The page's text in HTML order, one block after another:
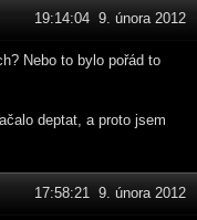
19:14:04 9. února 2012
Nebo to bylo pořád to
deptat, a proto jsem
17:58:21 9. února 2012